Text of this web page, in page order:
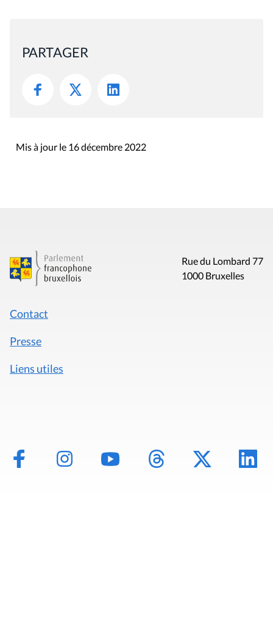
PARTAGER
Mis à jour le 16 décembre 2022
Rue du Lombard 77
1000 Bruxelles
Contact
Presse
Liens utiles